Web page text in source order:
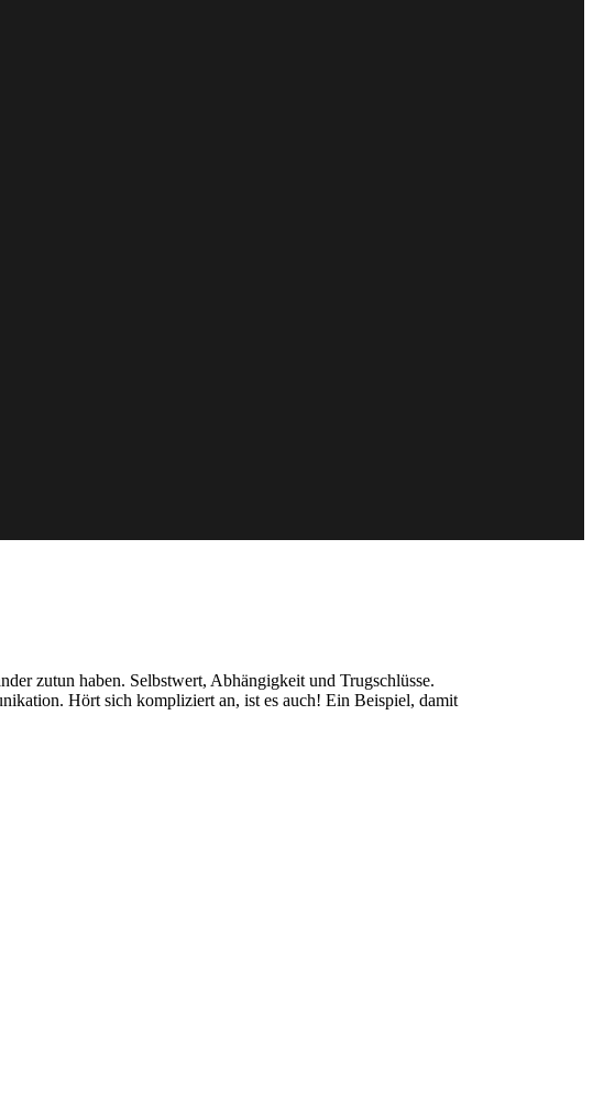
zutun haben. Selbstwert, Abhängigkeit und Trugschlüsse.
Hört sich kompliziert an, ist es auch! Ein Beispiel, damit